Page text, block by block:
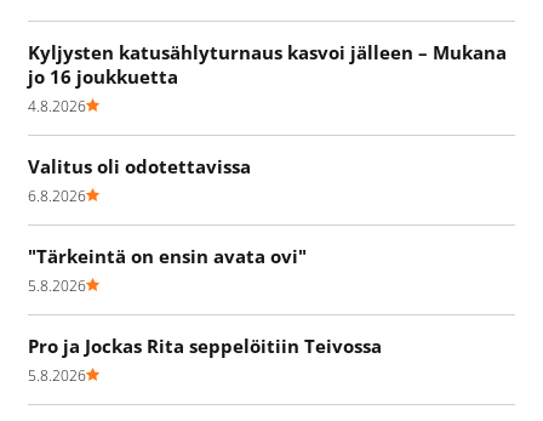
Kyljysten katusählyturnaus kasvoi jälleen – Mukana
jo 16 joukkuetta
4.8.2026
Valitus oli odotettavissa
6.8.2026
"Tärkeintä on ensin avata ovi"
5.8.2026
Pro ja Jockas Rita seppelöitiin Teivossa
5.8.2026